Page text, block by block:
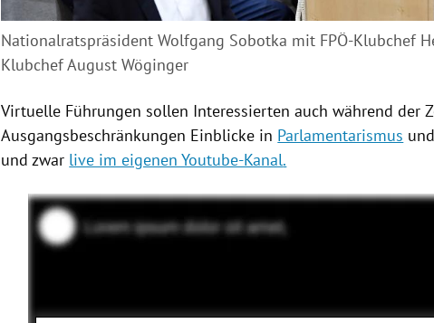
Nationalratspräsident Wolfgang Sobotka mit FPÖ-Klubchef
Klubchef August Wöginger
Virtuelle Führungen sollen Interessierten auch während der
Ausgangsbeschränkungen Einblicke in Parlamentarismus
und zwar live im eigenen Youtube-Kanal.